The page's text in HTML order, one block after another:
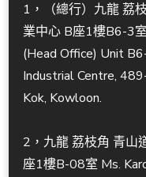
1，（總行）九龍 荔
業中心 B座1樓B6-3
(Head Office) Unit
Industrial Centre,
Kok, Kowloon.
2，九龍 荔枝角 青山
座1樓B-08室 Ms.